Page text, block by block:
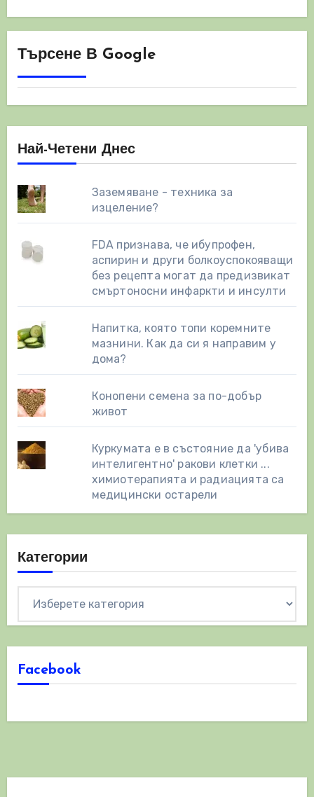
Търсене В Google
Най-Четени Днес
Заземяване - техника за
изцеление?
FDA признава, че ибупрофен,
аспирин и други болкоуспокояващи
без рецепта могат да предизвикат
смъртоносни инфаркти и инсулти
Напитка, която топи коремните
мазнини. Как да си я направим у
дома?
Конопени семена за по-добър
живот
Куркумата е в състояние да 'убива
интелигентно' ракови клетки ...
химиотерапията и радиацията са
медицински остарели
Категории
Facebook